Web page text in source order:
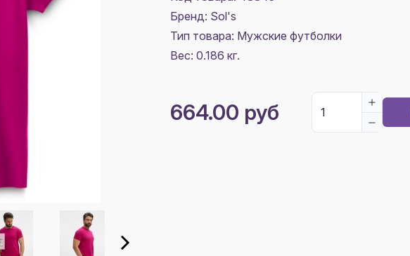
Бренд: Sol's
Тип товара: Мужские футболки
Вес: 0.186 кг.
664.00 руб